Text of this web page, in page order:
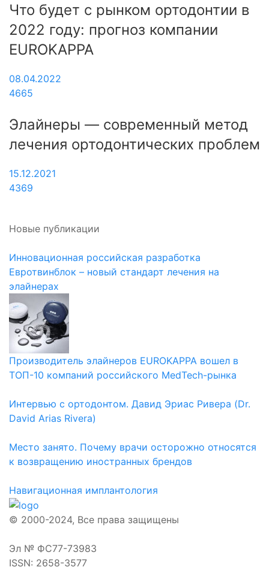
Что будет с рынком ортодонтии в
2022 году: прогноз компании
EUROKAPPA
08.04.2022
4665
Элайнеры — современный метод
лечения ортодонтических проблем
15.12.2021
4369
Новые публикации
Инновационная российская разработка
Евротвинблок – новый стандарт лечения на
элайнерах
Производитель элайнеров EUROKAPPA вошел в
ТОП-10 компаний российского MedTech-рынка
Интервью с ортодонтом. Давид Эриас Ривера (Dr.
David Arias Rivera)
Место занято. Почему врачи осторожно относятся
к возвращению иностранных брендов
Навигационная имплантология
© 2000-2024, Все права защищены
Эл № ФС77-73983
ISSN: 2658-3577